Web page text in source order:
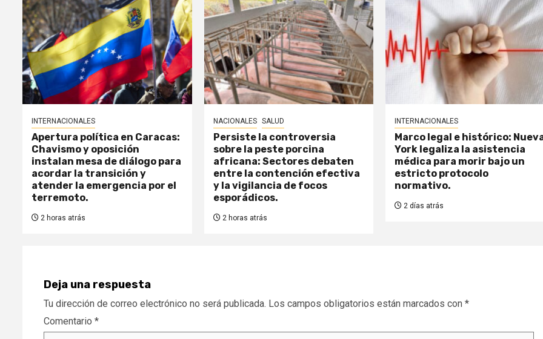
INTERNACIONALES
Apertura política en Caracas:
Chavismo y oposición
instalan mesa de diálogo para
acordar la transición y
atender la emergencia por el
terremoto.
2 horas atrás
NACIONALES SALUD
Persiste la controversia
sobre la peste porcina
africana: Sectores debaten
entre la contención efectiva
y la vigilancia de focos
esporádicos.
2 horas atrás
INTERNACIONALES
Marco legal e histórico:
York legaliza la asistencia
médica para morir bajo un
estricto protocolo
normativo.
2 días atrás
Deja una respuesta
Tu dirección de correo electrónico no será publicada. Los campos obligatorios están marcados con *
Comentario *